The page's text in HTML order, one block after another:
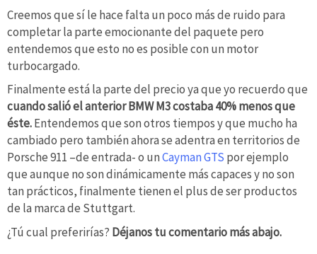
Creemos que sí le hace falta un poco más de ruido para
completar la parte emocionante del paquete pero
entendemos que esto no es posible con un motor
turbocargado.
Finalmente está la parte del precio ya que yo recuerdo que
cuando salió el anterior BMW M3 costaba 40% menos que
éste.Entendemos que son otros tiempos y que mucho ha
cambiado pero también ahora se adentra en territorios de
Porsche 911 –de entrada- o unCayman GTS por ejemplo
que aunque no son dinámicamente más capaces y no son
tan prácticos, finalmente tienen el plus de ser productos
de la marca de Stuttgart.
¿Tú cual preferirías? Déjanos tu comentario más abajo.